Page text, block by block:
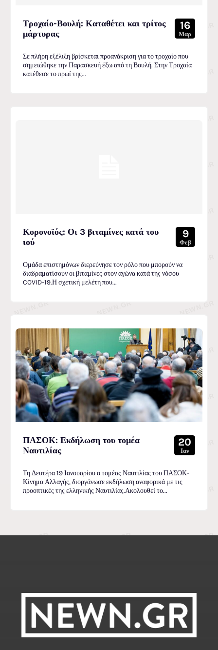
Τροχαίο-Βουλή: Καταθέτει και τρίτος
μάρτυρας
16
Μαρ
Σε πλήρη εξέλιξη βρίσκεται προανάκριση για το τροχαίο που
σημειώθηκε την Παρασκευή έξω από τη Βουλή. Στην Τροχαία
κατέθεσε το πρωί της...
Κορονοϊός: Οι 3 βιταμίνες κατά του
ιού
9
Φεβ
Ομάδα επιστημόνων διερεύνησε τον ρόλο που μπορούν να
διαδραματίσουν οι βιταμίνες στον αγώνα κατά της νόσου
COVID-19.Η σχετική μελέτη που...
ΠΑΣΟΚ: Εκδήλωση του τομέα
Ναυτιλίας
20
Ιαν
Τη Δευτέρα 19 Ιανουαρίου ο τομέας Ναυτιλίας του ΠΑΣΟΚ-
Κίνημα Αλλαγής, διοργάνωσε εκδήλωση αναφορικά με τις
προοπτικές της ελληνικής Ναυτιλίας.Ακολουθεί το...